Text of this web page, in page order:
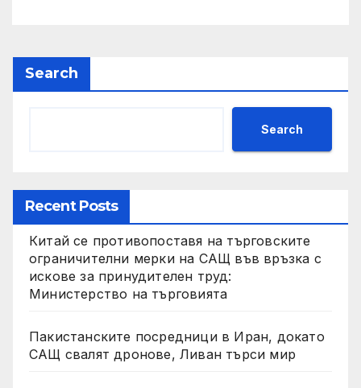
Search
Search
Recent Posts
Китай се противопоставя на търговските
ограничителни мерки на САЩ във връзка с
искове за принудителен труд:
Министерство на търговията
Пакистанските посредници в Иран, докато
САЩ свалят дронове, Ливан търси мир